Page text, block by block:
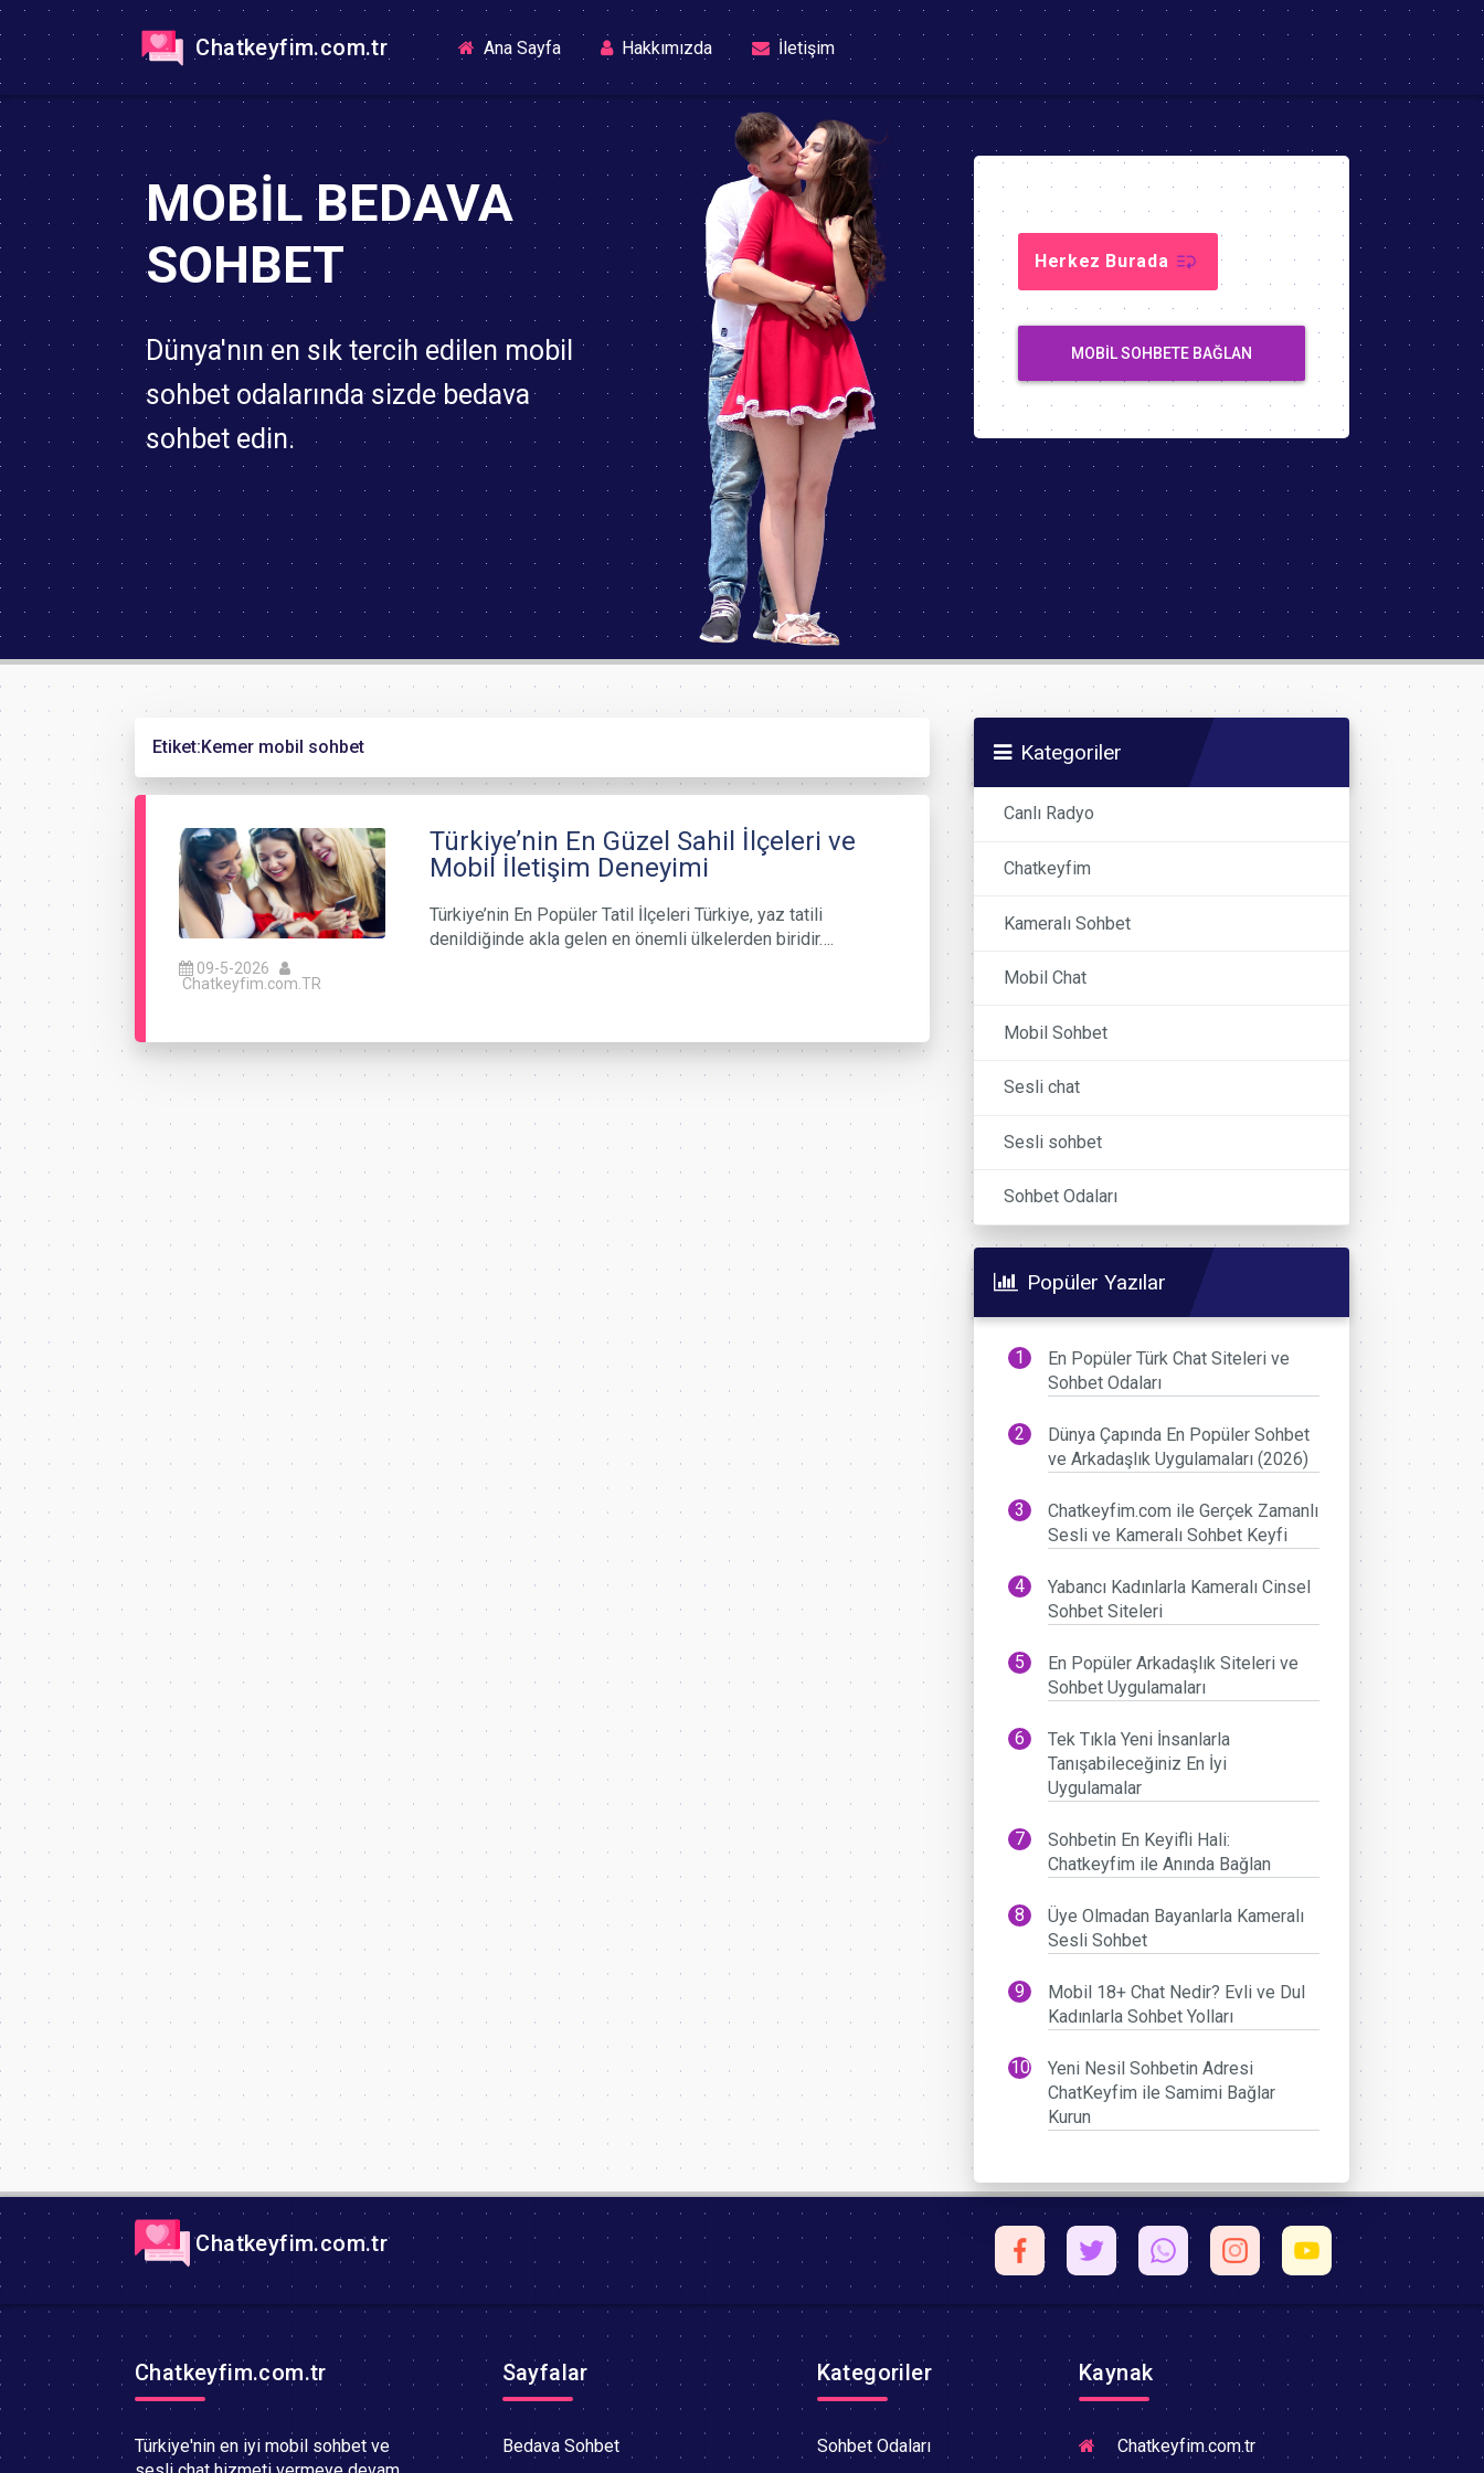
Chatkeyfim.com.tr Ana Sayfa(current)Hakkımızda İletişim
MOBIL BEDAVA
SOHBET
Dünya'nın en sık tercih edilen mobil
sohbet odalarında sizde bedava
sohbet edin.
Herkez Burada
MOBIL SOHBETE BAĞLAN
Etiket: Kemer mobil sohbet
09-5-2026
Chatkeyfim.com.TR
Türkiye’nin En Güzel Sahil İlçeleri ve
Mobil İletişim Deneyimi
Türkiye’nin En Popüler Tatil İlçeleri Türkiye, yaz tatili
denildiğinde akla gelen en önemli ülkelerden biridir….
Kategoriler
Canlı Radyo
Chatkeyfim
Kameralı Sohbet
Mobil Chat
Mobil Sohbet
Sesli chat
Sesli sohbet
Sohbet Odaları
Popüler Yazılar
En Popüler Türk Chat Siteleri ve
Sohbet Odaları
Dünya Çapında En Popüler Sohbet
ve Arkadaşlık Uygulamaları (2026)
Chatkeyfim.com ile Gerçek Zamanlı
Sesli ve Kameralı Sohbet Keyfi
Yabancı Kadınlarla Kameralı Cinsel
Sohbet Siteleri
En Popüler Arkadaşlık Siteleri ve
Sohbet Uygulamaları
Tek Tıkla Yeni İnsanlarla
Tanışabileceğiniz En İyi
Uygulamalar
Sohbetin En Keyifli Hali:
Chatkeyfim ile Anında Bağlan
Üye Olmadan Bayanlarla Kameralı
Sesli Sohbet
Mobil 18+ Chat Nedir? Evli ve Dul
Kadınlarla Sohbet Yolları
Yeni Nesil Sohbetin Adresi
ChatKeyfim ile Samimi Bağlar
Kurun
Chatkeyfim.com.tr
Chatkeyfim.com.tr
Türkiye'nin en iyi mobil sohbet ve
Sayfalar
Bedava Sohbet
Kategoriler
Sohbet Odaları
Kaynak
Chatkeyfim.com.tr